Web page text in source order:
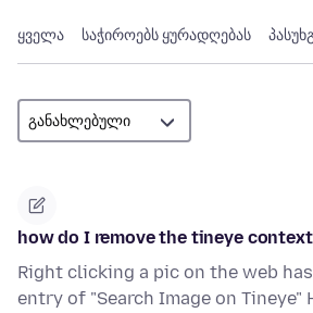
ყველა საჭიროებს ყურადღებას
how do I remove the tineye
Right clicking a pic on the web has
entry of "Search Image on Tineye"